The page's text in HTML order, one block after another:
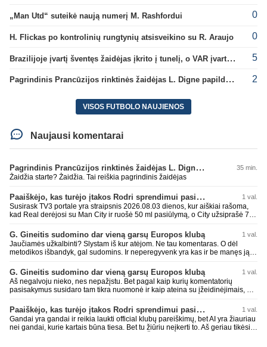
„Man Utd“ suteikė naują numerį M. Rashfordui 0
H. Flickas po kontrolinių rungtynių atsisveikino su R. Araujo 0
Brazilijoje įvartį šventęs žaidėjas įkrito į tunelį, o VAR įvartį atšaukė 5
Pagrindinis Prancūzijos rinktinės žaidėjas L. Digne papildė PSG gretas 2
VISOS FUTBOLO NAUJIENOS
Naujausi komentarai
Pagrindinis Prancūzijos rinktinės žaidėjas L. Digne papildė PSG gretas 35 min.
Žaidžia starte? Žaidžia. Tai reiškia pagrindinis žaidėjas
Paaiškėjo, kas turėjo įtakos Rodri sprendimui pasirinkti Barselonos pusę 1 val.
Susirask TV3 portale yra straipsnis 2026.08.03 dienos, kur aiškiai rašoma,
kad Real derėjosi su Man City ir ruošė 50 ml pasiūlymą, o City užsiprašė 75.
pasak gandų, pasiūlymą kūrė neva atmetė, bri Barca kels jį. Bet faktas
vienas Real norėjo, senai gaudė, bet paskelbus Barcai apie domėjimasi
atsitraukė, galimai beje dar. Nes ir visokių gandų yra. Ir ne todėl, kad senas,
blogas ir pan. O todėl, kad pats Rodri renkasi Barca neva patartas Pepos
pateikė pasiūlymą, čia pats taip sugalvojai. Visada sakoma buvo, kad
domisi, kol Barca nenukosėjo. O Real traukiasi, nes Rosri renkasi Barca. Bet
čia viskas tik gandai. Tad belieka laukti. O kaip bus pamatysim. Mano
dalimi iš Barcos jis tapo pasaulio čempionais ir jau žaidžia n metų rinktinėje
su jais.
G. Gineitis sudomino dar vieną garsų Europos klubą 1 val.
Jaučiamės užkalbinti? Slystam iš kur atėjom. Ne tau komentaras. O dėl
metodikos išbandyk, gal sudomins. Ir neperegyvenk yra kas ir be manęs ją iš
G. Gineitis sudomino dar vieną garsų Europos klubą 1 val.
Aš negalvoju nieko, nes nepažįstu. Bet pagal kaip kurių komentatorių
pasisakymus susidaro tam tikra nuomonė ir kaip ateina su įžeidinėjimais, o
bendrauji jam suprantama kalba. Nes kitokios jis nemoka.Priešingai čia
pagal tave, o ne pagal visus. Kodėl *** pastoviai kalbama visų vardu, nors
akivaizdu, kad yra ir palaikančių ir ne tą nuomonę???
Paaiškėjo, kas turėjo įtakos Rodri sprendimui pasirinkti Barselonos pusę 1 val.
Gandai yra gandai ir reikia laukti official klubų pareiškimų, bet AI yra žiauriau
nei gandai, kurie kartais būna tiesa. Bet tu žiūriu neįkerti to. Aš geriau tikėsiu